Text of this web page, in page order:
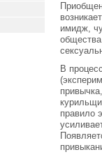
имидж,
В
правило